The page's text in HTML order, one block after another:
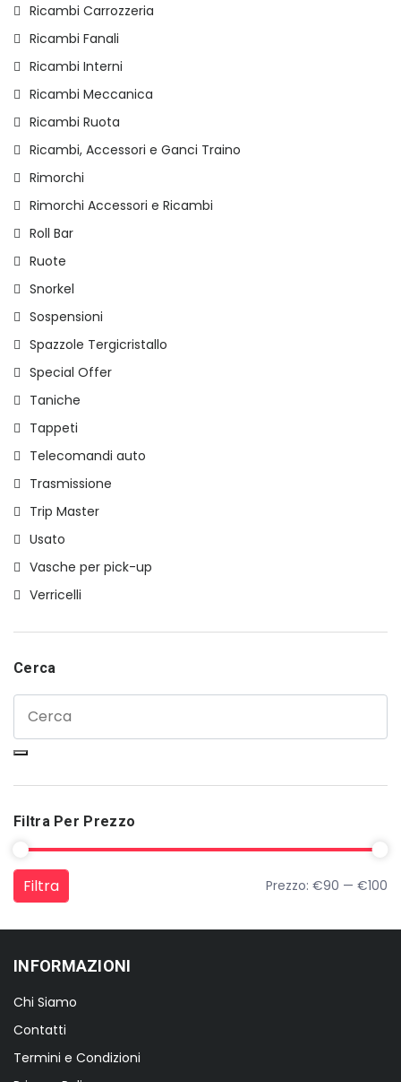
Ricambi Carrozzeria
Ricambi Fanali
Ricambi Interni
Ricambi Meccanica
Ricambi Ruota
Ricambi, Accessori e Ganci Traino
Rimorchi
Rimorchi Accessori e Ricambi
Roll Bar
Ruote
Snorkel
Sospensioni
Spazzole Tergicristallo
Special Offer
Taniche
Tappeti
Telecomandi auto
Trasmissione
Trip Master
Usato
Vasche per pick-up
Verricelli
Cerca
Filtra Per Prezzo
Prezzo Min
Prezzo Max
Filtra Prezzo: €90 — €100
INFORMAZIONI
Chi Siamo
Contatti
Termini e Condizioni